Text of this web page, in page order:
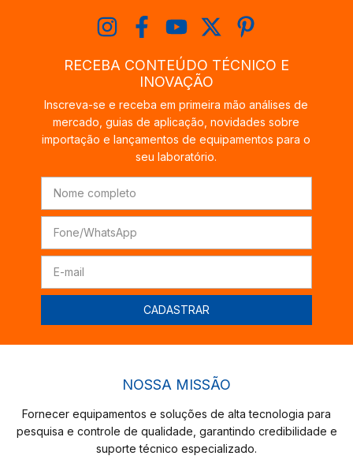
RECEBA CONTEÚDO TÉCNICO E
INOVAÇÃO
Inscreva-se e receba em primeira mão análises de
mercado, guias de aplicação, novidades sobre
importação e lançamentos de equipamentos para o
seu laboratório.
NOSSA MISSÃO
Fornecer equipamentos e soluções de alta tecnologia para
pesquisa e controle de qualidade, garantindo credibilidade e
suporte técnico especializado.